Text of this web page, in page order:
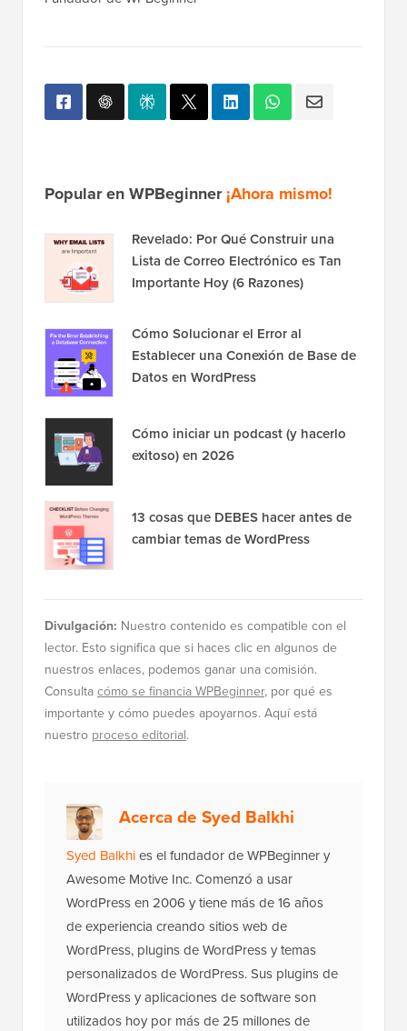
Popular en WPBeginner¡Ahora mismo!
Revelado: Por Qué Construir una
Lista de Correo Electrónico es Tan
Importante Hoy (6 Razones)
Cómo Solucionar el Error al
Establecer una Conexión de Base de
Datos en WordPress
Cómo iniciar un podcast (y hacerlo
exitoso) en 2026
13 cosas que DEBES hacer antes de
cambiar temas de WordPress
Divulgación: Nuestro contenido es compatible con el
lector. Esto significa que si haces clic en algunos de
nuestros enlaces, podemos ganar una comisión.
Consulta cómo se financia WPBeginner, por qué es
importante y cómo puedes apoyarnos. Aquí está
nuestro proceso editorial.
Acerca de Syed Balkhi
Syed Balkhies el fundador de WPBeginner y
Awesome Motive Inc. Comenzó a usar
WordPress en 2006 y tiene más de 16 años
de experiencia creando sitios web de
WordPress, plugins de WordPress y temas
personalizados de WordPress. Sus plugins de
WordPress y aplicaciones de software son
utilizados hoy por más de 25 millones de